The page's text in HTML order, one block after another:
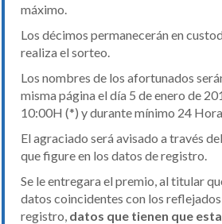
máximo.
Los décimos permanecerán en
realiza el sorteo.
Los nombres de los afortunados
misma página el día 5 de enero de
10:00H (*) y durante mínimo 24
El agraciado será avisado a través
que figure en los datos de registro.
Se le entregara el premio, al titular
datos coincidentes con los
registro, datos que tienen que